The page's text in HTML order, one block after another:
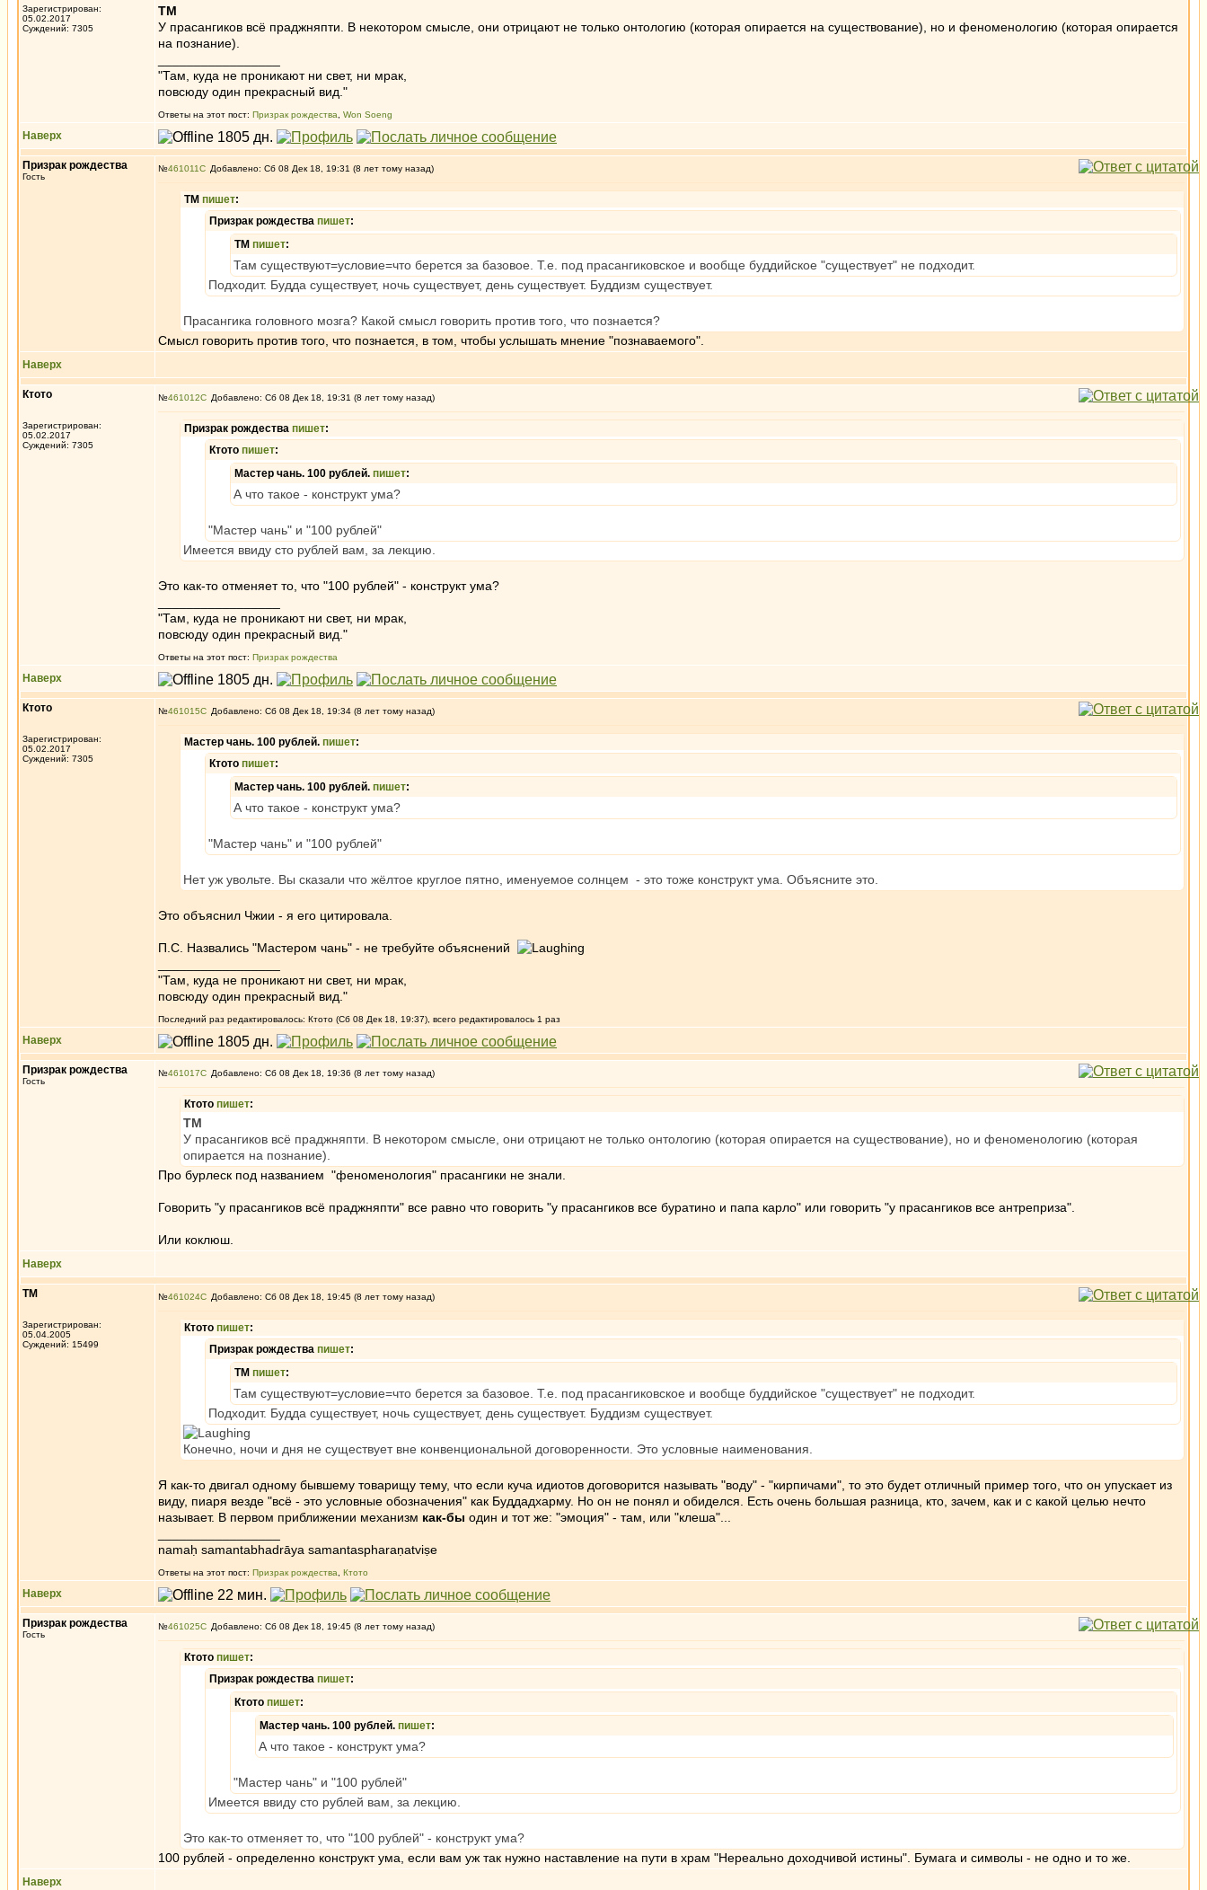
Зарегистрирован:
05.02.2017
Суждений: 7305
ТМ
У прасангиков всё праджняпти. В некотором смысле, они отрицают не только онтологию (которая опирается на существование), но и феноменологию (которая опирается
на познание).
"Там, куда не проникают ни свет, ни мрак,
повсюду один прекрасный вид."
Ответы на этот пост: Призрак рождества Won Soeng
Наверх
Призрак рождества
Гость
№461011 Добавлено: Сб 08 Дек 18, 19:31 (8 лет тому назад)
ТМ пишет:
Призрак рождества пишет:
ТМ пишет:
Там существуют=условие=что берется за базовое. Т.е. под прасангиковское и вообще буддийское "существует" не подходит.
Подходит. Будда существует, ночь существует, день существует. Буддизм существует.
Прасангика головного мозга? Какой смысл говорить против того, что познается?
Смысл говорить против того, что познается, в том, чтобы услышать мнение "познаваемого".
Наверх
Ктото
Зарегистрирован:
05.02.2017
Суждений: 7305
№461012 Добавлено: Сб 08 Дек 18, 19:31 (8 лет тому назад)
Призрак рождества пишет:
Ктото пишет:
Мастер чань. 100 рублей. пишет:
А что такое - конструкт ума?
"Мастер чань" и "100 рублей"
Имеется ввиду сто рублей вам, за лекцию.
Это как-то отменяет то, что "100 рублей" - конструкт ума?
"Там, куда не проникают ни свет, ни мрак,
повсюду один прекрасный вид."
Ответы на этот пост: Призрак рождества
Наверх
Ктото
Зарегистрирован:
05.02.2017
Суждений: 7305
№461015 Добавлено: Сб 08 Дек 18, 19:34 (8 лет тому назад)
Мастер чань. 100 рублей. пишет:
Ктото пишет:
Мастер чань. 100 рублей. пишет:
А что такое - конструкт ума?
"Мастер чань" и "100 рублей"
Нет уж увольте. Вы сказали что жёлтое круглое пятно, именуемое солнцем - это тоже конструкт ума. Объясните это.
Это объяснил Чжии - я его цитировала.
П.С. Назвались "Мастером чань" - не требуйте объяснений
"Там, куда не проникают ни свет, ни мрак,
повсюду один прекрасный вид."
Последний раз редактировалось: Ктото (Сб 08 Дек 18, 19:37), всего редактировалось 1 раз
Наверх
Призрак рождества
Гость
№461017 Добавлено: Сб 08 Дек 18, 19:36 (8 лет тому назад)
Ктото пишет:
ТМ
У прасангиков всё праджняпти. В некотором смысле, они отрицают не только онтологию (которая опирается на существование), но и феноменологию (которая
опирается на познание).
Про бурлеск под названием "феноменология" прасангики не знали.
Говорить "у прасангиков всё праджняпти" все равно что говорить "у прасангиков все буратино и папа карло" или говорить "у прасангиков все антреприза".
Или коклюш.
Наверх
ТМ
Зарегистрирован:
05.04.2005
Суждений: 15499
№461024 Добавлено: Сб 08 Дек 18, 19:45 (8 лет тому назад)
Ктото пишет:
Призрак рождества пишет:
ТМ пишет:
Там существуют=условие=что берется за базовое. Т.е. под прасангиковское и вообще буддийское "существует" не подходит.
Подходит. Будда существует, ночь существует, день существует. Буддизм существует.
Конечно, ночи и дня не существует вне конвенциональной договоренности. Это условные наименования.
Я как-то двигал одному бывшему товарищу тему, что если куча идиотов договорится называть "воду" - "кирпичами", то это будет отличный пример того, что он упускает из
виду, пиаря везде "всё - это условные обозначения" как Буддадхарму. Но он не понял и обиделся. Есть очень большая разница, кто, зачем, как и с какой целью нечто
называет. В первом приближении механизм как-бы один и тот же: "эмоция" - там, или "клеша"...
namaḥ samantabhadrāya samantaspharaṇatviṣe
Ответы на этот пост: Призрак рождества Ктото
Наверх
Призрак рождества
Гость
№461025 Добавлено: Сб 08 Дек 18, 19:45 (8 лет тому назад)
Ктото пишет:
Призрак рождества пишет:
Ктото пишет:
Мастер чань. 100 рублей. пишет:
А что такое - конструкт ума?
"Мастер чань" и "100 рублей"
Имеется ввиду сто рублей вам, за лекцию.
Это как-то отменяет то, что "100 рублей" - конструкт ума?
100 рублей - определенно конструкт ума, если вам уж так нужно наставление на пути в храм "Нереально доходчивой истины". Бумага и символы - не одно и то же.
Наверх